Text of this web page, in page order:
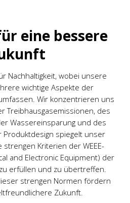
eine bessere
Nachhaltigkeit, wobei unsere
wichtige Aspekte der
Wir konzentrieren uns
Treibhausgasemissionen, des
Wassereinsparung und des
Produktdesign spiegelt unser
Kriterien der WEEE-
and Electronic Equipment) der
erfüllen und zu übertreffen.
strengen Normen fördern
Zukunft.